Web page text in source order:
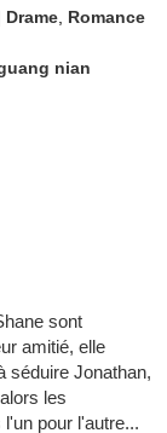
Drame Romance
nian
sont
amitié, elle
séduire Jonathan,
les
pour l'autre...